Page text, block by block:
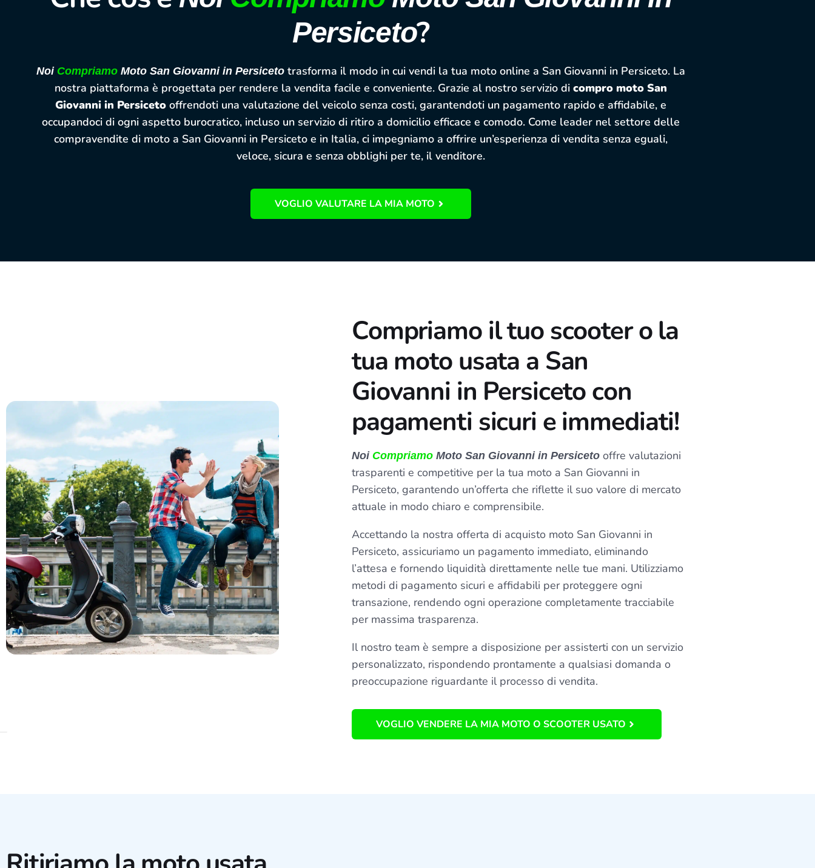
Persiceto?
Noi Compriamo Moto San Giovanni in Persiceto trasforma il modo in cui vendi la tua moto online a San Giovanni in Persiceto. La
nostra piattaforma è progettata per rendere la vendita facile e conveniente. Grazie al nostro servizio di compro moto San
Giovanni in Persiceto offrendoti una valutazione del veicolo senza costi, garantendoti un pagamento rapido e affidabile, e
occupandoci di ogni aspetto burocratico, incluso un servizio di ritiro a domicilio efficace e comodo. Come leader nel settore delle
compravendite di moto a San Giovanni in Persiceto e in Italia, ci impegniamo a offrire un’esperienza di vendita senza eguali,
veloce, sicura e senza obblighi per te, il venditore.
VOGLIO VALUTARE LA MIA MOTO
Compriamo il tuo scooter o la
tua moto usata a San
Giovanni in Persiceto con
pagamenti sicuri e immediati!
Noi Compriamo Moto San Giovanni in Persiceto offre valutazioni
trasparenti e competitive per la tua moto a San Giovanni in
Persiceto, garantendo un’offerta che riflette il suo valore di mercato
attuale in modo chiaro e comprensibile.
Accettando la nostra offerta di acquisto moto San Giovanni in
Persiceto, assicuriamo un pagamento immediato, eliminando
l’attesa e fornendo liquidità direttamente nelle tue mani. Utilizziamo
metodi di pagamento sicuri e affidabili per proteggere ogni
transazione, rendendo ogni operazione completamente tracciabile
per massima trasparenza.
Il nostro team è sempre a disposizione per assisterti con un servizio
personalizzato, rispondendo prontamente a qualsiasi domanda o
preoccupazione riguardante il processo di vendita.
VOGLIO VENDERE LA MIA MOTO O SCOOTER USATO